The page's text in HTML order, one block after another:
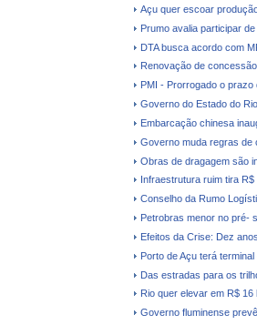
Açu quer escoar
Prumo avalia participar
DTA busca acordo com
Renovação de
PMI - Prorrogado o prazo
Governo do Estado do
Embarcação chinesa
Governo muda regras de
Obras de dragagem são
Infraestrutura ruim tira
Conselho da Rumo
Petrobras menor no pré-
Efeitos da Crise: Dez
Porto de Açu terá
Das estradas para os
Rio quer elevar em R$
Governo fluminense